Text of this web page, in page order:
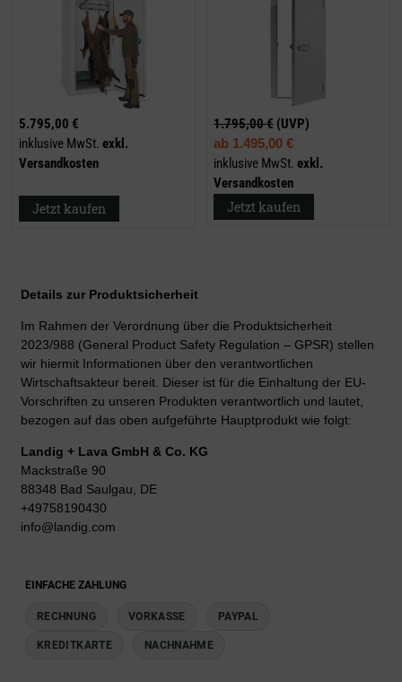
5.795,00 €
inklusive MwSt. exkl.
Versandkosten
Jetzt kaufen
1.795,00 € (UVP)
ab 1.495,00 €
inklusive MwSt. exkl.
Versandkosten
Jetzt kaufen
Details zur Produktsicherheit
Im Rahmen der Verordnung über die Produktsicherheit
2023/988 (General Product Safety Regulation – GPSR) stellen
wir hiermit Informationen über den verantwortlichen
Wirtschaftsakteur bereit. Dieser ist für die Einhaltung der EU-
Vorschriften zu unseren Produkten verantwortlich und lautet,
bezogen auf das oben aufgeführte Hauptprodukt wie folgt:
Landig + Lava GmbH & Co. KG
Mackstraße 90
88348 Bad Saulgau, DE
+49758190430
info@landig.com
EINFACHE ZAHLUNG
RECHNUNG VORKASSE PAYPAL
KREDITKARTE NACHNAHME